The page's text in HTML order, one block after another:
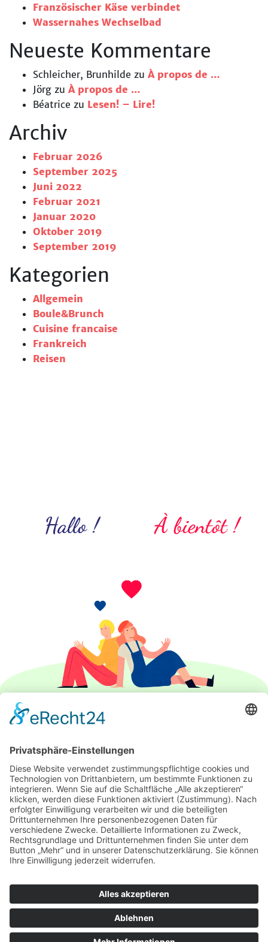
Französischer Käse verbindet
Wassernahes Wechselbad
Neueste Kommentare
Schleicher, Brunhilde zu À propos de …
Jörg zu À propos de …
Béatrice zu Lesen! – Lire!
Archiv
Februar 2026
September 2025
Juni 2022
Februar 2021
Januar 2020
Oktober 2019
September 2019
Kategorien
Allgemein
Boule&Brunch
Cuisine francaise
Frankreich
Reisen
Hallo ! À bientôt !
PARTNER ÜBER UNS KONTAKT
© 2026 DEUTSCH-FRANZÖSISCHE GESELLSCHAFT
LEIPZIG